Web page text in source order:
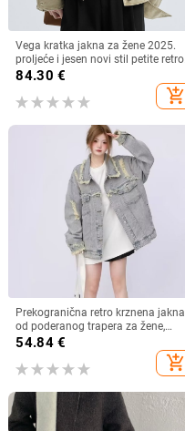
Vega kratka jakna za žene 2025.
proljeće i jesen novi stil petite retro
patchwork radna odjeća stil traper
84.30 €
add_shopping_cart
Prekogranična retro krznena jakna
od poderanog trapera za žene,
proljetna i jesenska, široka, ležerna,
moderni top
54.84€
add_shopping_cart